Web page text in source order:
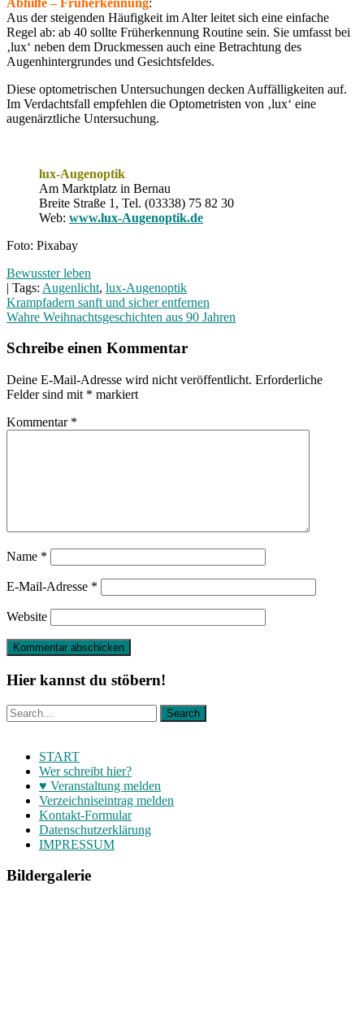
Aus der steigenden Häufigkeit im Alter leitet sich eine einfache
Regel ab: ab 40 sollte Früherkennung Routine sein. Sie umfasst bei
‚lux‘ neben dem Druckmessen auch eine Betrachtung des
Augenhintergrundes und Gesichtsfeldes.
Diese optometrischen Untersuchungen decken Auffälligkeiten auf.
Im Verdachtsfall empfehlen die Optometristen von ‚lux‘ eine
augenärztliche Untersuchung.
lux-Augenoptik
Am Marktplatz in Bernau
Breite Straße 1, Tel. (03338) 75 82 30
Web: www.lux-Augenoptik.de
Foto: Pixabay
Bewusster leben
| Tags: Augenlicht, lux-Augenoptik
Beitragsnavigation
Krampfadern sanft und sicher entfernen
Wahre Weihnachtsgeschichten aus 90 Jahren
Schreibe einen Kommentar
Deine E-Mail-Adresse wird nicht veröffentlicht. Erforderliche
Felder sind mit * markiert
Kommentar *
Name *
E-Mail-Adresse *
Website
Hier kannst du stöbern!
START
Wer schreibt hier?
♥ Veranstaltung melden
Verzeichniseintrag melden
Kontakt-Formular
Datenschutzerklärung
IMPRESSUM
Bildergalerie